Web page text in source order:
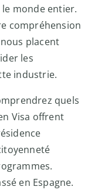
monde entier.
compréhension
placent
les
industrie.
quels
Visa offrent
en Espagne.